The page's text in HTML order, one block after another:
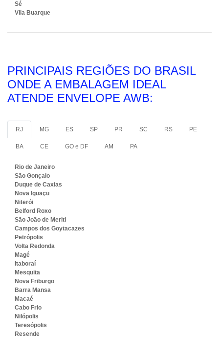
Sé
Vila Buarque
PRINCIPAIS REGIÕES DO BRASIL
ONDE A EMBALAGEM IDEAL
ATENDE ENVELOPE AWB:
RJ MG ES SP PR SC RS PE
BA CE GO e DF AM PA
Rio de Janeiro
São Gonçalo
Duque de Caxias
Nova Iguaçu
Niterói
Belford Roxo
São João de Meriti
Campos dos Goytacazes
Petrópolis
Volta Redonda
Magé
Itaboraí
Mesquita
Nova Friburgo
Barra Mansa
Macaé
Cabo Frio
Nilópolis
Teresópolis
Resende